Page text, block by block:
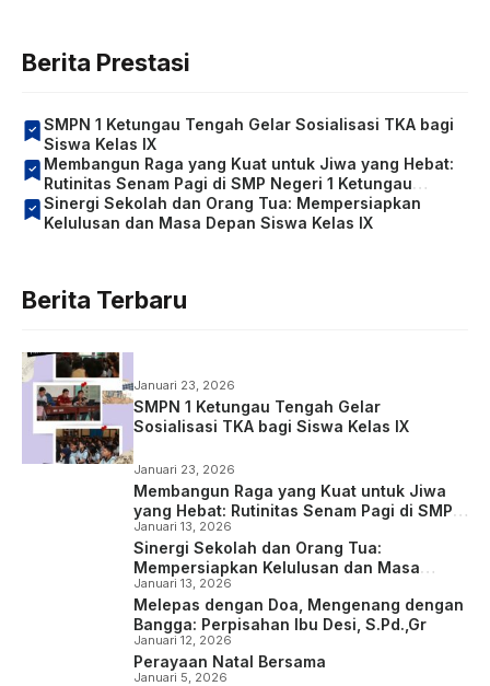
Berita Prestasi
SMPN 1 Ketungau Tengah Gelar Sosialisasi TKA bagi
Siswa Kelas IX
Membangun Raga yang Kuat untuk Jiwa yang Hebat:
Rutinitas Senam Pagi di SMP Negeri 1 Ketungau
Tengah
Sinergi Sekolah dan Orang Tua: Mempersiapkan
Kelulusan dan Masa Depan Siswa Kelas IX
Berita Terbaru
Januari 23, 2026
SMPN 1 Ketungau Tengah Gelar
Sosialisasi TKA bagi Siswa Kelas IX
Januari 23, 2026
Membangun Raga yang Kuat untuk Jiwa
yang Hebat: Rutinitas Senam Pagi di SMP
Negeri 1 Ketungau Tengah
Januari 13, 2026
Sinergi Sekolah dan Orang Tua:
Mempersiapkan Kelulusan dan Masa
Depan Siswa Kelas IX
Januari 13, 2026
Melepas dengan Doa, Mengenang dengan
Bangga: Perpisahan Ibu Desi, S.Pd.,Gr
Januari 12, 2026
Perayaan Natal Bersama
Januari 5, 2026